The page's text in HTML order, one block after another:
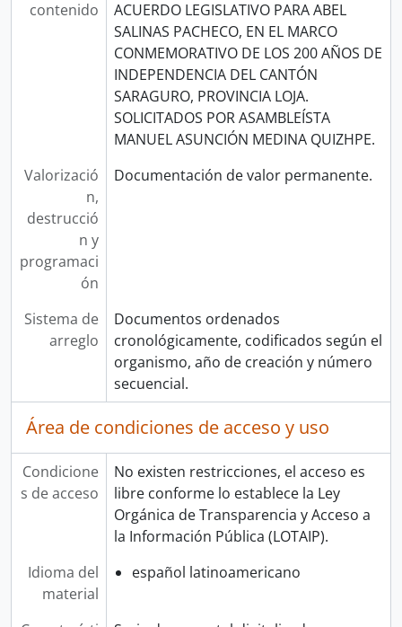
contenido
ACUERDO LEGISLATIVO PARA ABEL
SALINAS PACHECO, EN EL MARCO
CONMEMORATIVO DE LOS 200 AÑOS DE
INDEPENDENCIA DEL CANTÓN
SARAGURO, PROVINCIA LOJA.
SOLICITADOS POR ASAMBLEÍSTA
MANUEL ASUNCIÓN MEDINA QUIZHPE.
Valorizació
n,
destrucció
n y
programaci
ón
Documentación de valor permanente.
Sistema de
arreglo
Documentos ordenados
cronológicamente, codificados según el
organismo, año de creación y número
secuencial.
Área de condiciones de acceso y uso
Condicione
s de acceso
No existen restricciones, el acceso es
libre conforme lo establece la Ley
Orgánica de Transparencia y Acceso a
la Información Pública (LOTAIP).
Idioma del
material
español latinoamericano